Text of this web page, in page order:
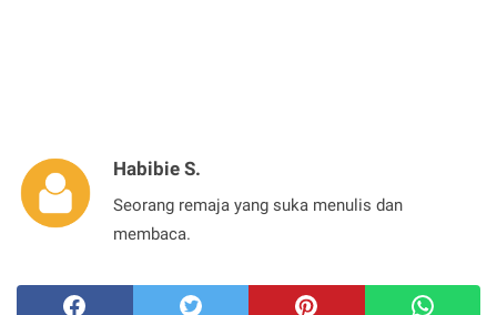
Habibie S.
Seorang remaja yang suka menulis dan
membaca.